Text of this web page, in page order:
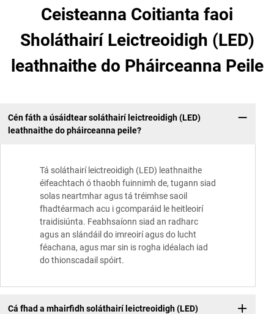
Ceisteanna Coitianta faoi
Sholáthairí Leictreoidigh (LED)
leathnaithe do Pháirceanna Peile
Cén fáth a úsáidtear soláthairí leictreoidigh (LED)
leathnaithe do pháirceanna peile?
Tá soláthairí leictreoidigh (LED) leathnaithe
éifeachtach ó thaobh fuinnimh de, tugann siad
solas neartmhar agus tá tréimhse saoil
fhadtéarmach acu i gcomparáid le heitleoirí
traidisiúnta. Feabhsaíonn siad an radharc
agus an slándáil do imreoirí agus do lucht
féachana, agus mar sin is rogha idéalach iad
do thionscadail spóirt.
Cá fhad a mhairfidh soláthairí leictreoidigh (LED)